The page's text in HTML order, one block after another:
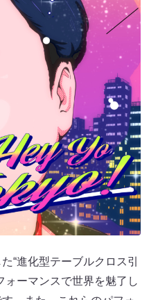
ォーマンスで世界を魅了し
。また、これらのパフォ